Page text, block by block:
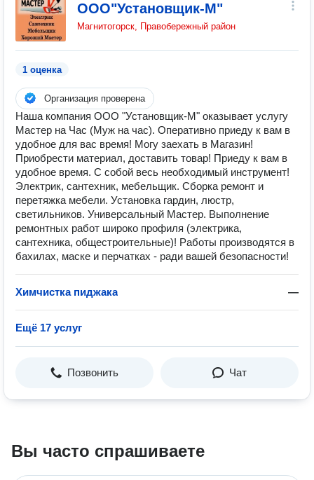
ООО"Установщик-М"
Магнитогорск, Правобережный район
1 оценка
Организация проверена
Наша компания ООО "Установщик-М" оказывает услугу
Мастер на Час (Муж на час). Оперативно приеду к вам в
удобное для вас время! Могу заехать в Магазин!
Приобрести материал, доставить товар! Приеду к вам в
удобное время. С собой весь необходимый инструмент!
Электрик, сантехник, мебельщик. Сборка ремонт и
перетяжка мебели. Установка гардин, люстр,
светильников. Универсальный Мастер. Выполнение
ремонтных работ широко профиля (электрика,
сантехника, общестроительные)! Работы производятся в
бахилах, маске и перчатках - ради вашей безопасности!
Химчистка пиджака —
Ещё 17 услуг
Позвонить Чат
Вы часто спрашиваете